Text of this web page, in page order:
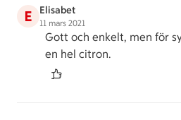
E Elisabet
11 mars 2021
Gott och enkelt, men för
en hel citron.